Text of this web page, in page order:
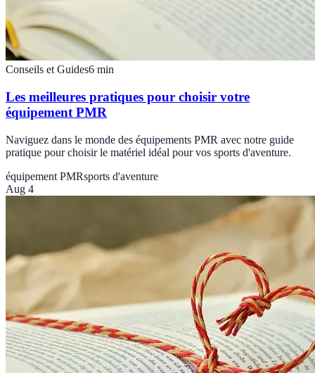
Conseils et Guides6 min
Les meilleures pratiques pour choisir votre
équipement PMR
Naviguez dans le monde des équipements PMR avec notre guide
pratique pour choisir le matériel idéal pour vos sports d'aventure.
équipement PMRsports d'aventure
Aug 4